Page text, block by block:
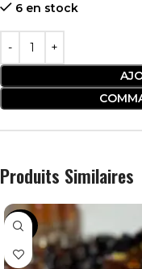
6 en stock
Produits Similaires
-38%